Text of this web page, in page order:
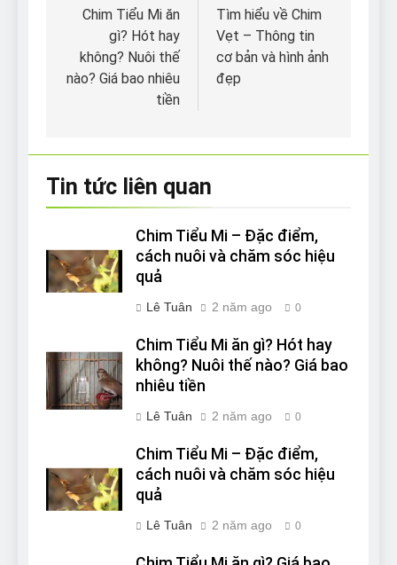
hướng
bài
viết
Chim Tiểu Mi ăn
gì? Hót hay
không? Nuôi thế
nào? Giá bao nhiêu
tiền
Tìm hiểu về Chim
Vẹt – Thông tin
cơ bản và hình ảnh
đẹp
Tin tức liên quan
Chim Tiểu Mi – Đặc điểm,
cách nuôi và chăm sóc hiệu
quả
Lê Tuân 2 năm ago 0
Chim Tiểu Mi ăn gì? Hót hay
không? Nuôi thế nào? Giá bao
nhiêu tiền
Lê Tuân 2 năm ago 0
Chim Tiểu Mi – Đặc điểm,
cách nuôi và chăm sóc hiệu
quả
Lê Tuân 2 năm ago 0